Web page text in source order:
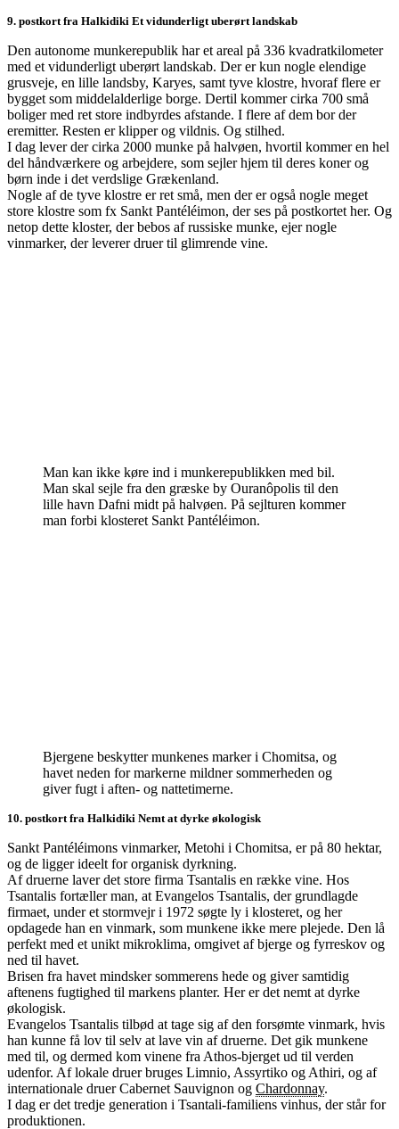
9. postkort fra Halkidiki Et vidunderligt uberørt landskab
Den autonome munkerepublik har et areal på 336 kvadratkilometer
med et vidunderligt uberørt landskab. Der er kun nogle elendige
grusveje, en lille landsby, Karyes, samt tyve klostre, hvoraf flere er
bygget som middelalderlige borge. Dertil kommer cirka 700 små
boliger med ret store indbyrdes afstande. I flere af dem bor der
eremitter. Resten er klipper og vildnis. Og stilhed.
I dag lever der cirka 2000 munke på halvøen, hvortil kommer en hel
del håndværkere og arbejdere, som sejler hjem til deres koner og
børn inde i det verdslige Grækenland.
Nogle af de tyve klostre er ret små, men der er også nogle meget
store klostre som fx Sankt Pantéléimon, der ses på postkortet her. Og
netop dette kloster, der bebos af russiske munke, ejer nogle
vinmarker, der leverer druer til glimrende vine.
Man kan ikke køre ind i munkerepublikken med bil.
Man skal sejle fra den græske by Ouranôpolis til den
lille havn Dafni midt på halvøen. På sejlturen kommer
man forbi klosteret Sankt Pantéléimon.
Bjergene beskytter munkenes marker i Chomitsa, og
havet neden for markerne mildner sommerheden og
giver fugt i aften- og nattetimerne.
10. postkort fra Halkidiki Nemt at dyrke økologisk
Sankt Pantéléimons vinmarker, Metohi i Chomitsa, er på 80 hektar,
og de ligger ideelt for organisk dyrkning.
Af druerne laver det store firma Tsantalis en række vine. Hos
Tsantalis fortæller man, at Evangelos Tsantalis, der grundlagde
firmaet, under et stormvejr i 1972 søgte ly i klosteret, og her
opdagede han en vinmark, som munkene ikke mere plejede. Den lå
perfekt med et unikt mikroklima, omgivet af bjerge og fyrreskov og
ned til havet.
Brisen fra havet mindsker sommerens hede og giver samtidig
aftenens fugtighed til markens planter. Her er det nemt at dyrke
økologisk.
Evangelos Tsantalis tilbød at tage sig af den forsømte vinmark, hvis
han kunne få lov til selv at lave vin af druerne. Det gik munkene
med til, og dermed kom vinene fra Athos-bjerget ud til verden
udenfor. Af lokale druer bruges Limnio, Assyrtiko og Athiri, og af
internationale druer Cabernet Sauvignon og Chardonnay.
I dag er det tredje generation i Tsantali-familiens vinhus, der står for
produktionen.